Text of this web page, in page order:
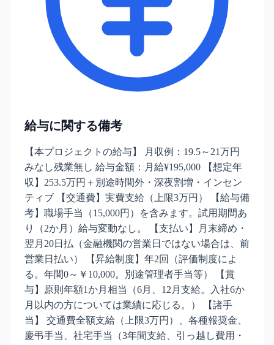
給与に関する備考
【本プロジェクトの給与】 月収例：19.5～21万円
みなし残業無し 給与金額：月給¥195,000 【想定年
収】253.5万円＋別途時間外・深夜割増・インセン
ティブ 【交通費】実費支給（上限3万円） 【給与備
考】職場手当（15,000円）を含みます。試用期間あ
り（2か月）給与変動なし。 【支払い】月末締め・
翌月20日払（金融機関の営業日ではない場合は、前
営業日払い） 【昇給制度】年2回（評価制度によ
る。年間0～￥10,000。別途管理者手当等） 【賞
与】原則年額1か月相当（6月、12月支給。入社6か
月以内の方については業績に応じる。） 【諸手
当】 交通費全額支給（上限3万円）、各種報奨金、
慶弔手当、社宅手当（3年間支給、引っ越し費用・